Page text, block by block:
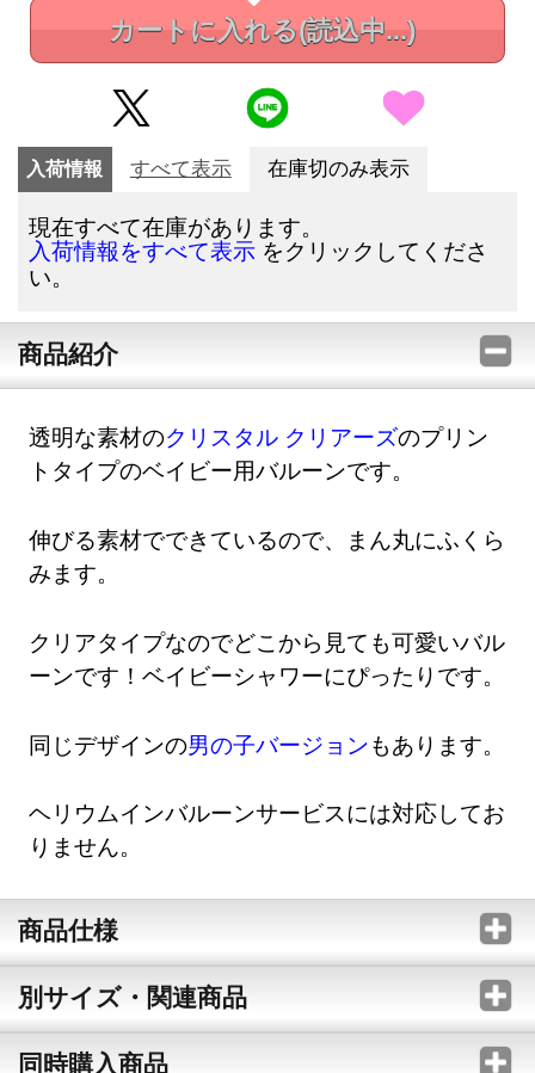
カートに入れる(読込中...)
入荷情報 すべて表示 在庫切のみ表示
現在すべて在庫があります。
入荷情報をすべて表示 をクリックしてくださ
い。
商品紹介
透明な素材のクリスタル クリアーズのプリン
トタイプのベイビー用バルーンです。
伸びる素材でできているので、まん丸にふくら
みます。
クリアタイプなのでどこから見ても可愛いバル
ーンです！ベイビーシャワーにぴったりです。
同じデザインの男の子バージョンもあります。
ヘリウムインバルーンサービスには対応してお
りません。
商品仕様
別サイズ・関連商品
同時購入商品